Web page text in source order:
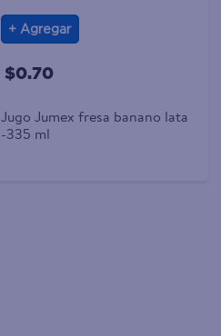
Agregar
$0.70
Jugo Jumex fresa banano lata
-335 ml